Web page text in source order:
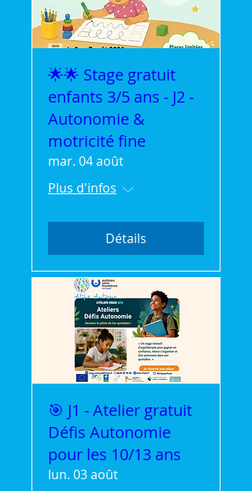
🌟🌟 Stage gratuit
enfants 3/5 ans - J2 -
Autonomie &
motricité fine
mar. 04 août
Plus d'infos
Détails
🎯 J1 - Atelier gratuit
Défis Autonomie
pour les 10/13 ans
lun. 03 août